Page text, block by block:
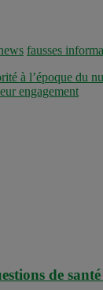
fausses
à l’époque du
engagement
de